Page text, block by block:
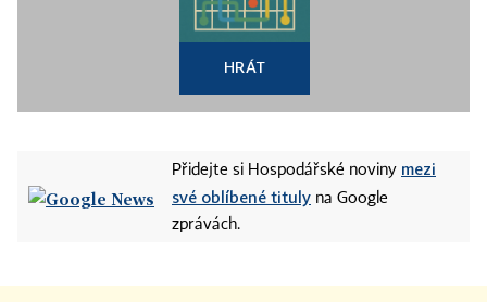
HRÁT
Přidejte si Hospodářské noviny mezi
své oblíbené tituly na Google
zprávách.